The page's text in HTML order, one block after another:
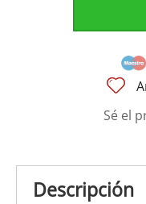
Sé el
Descripción